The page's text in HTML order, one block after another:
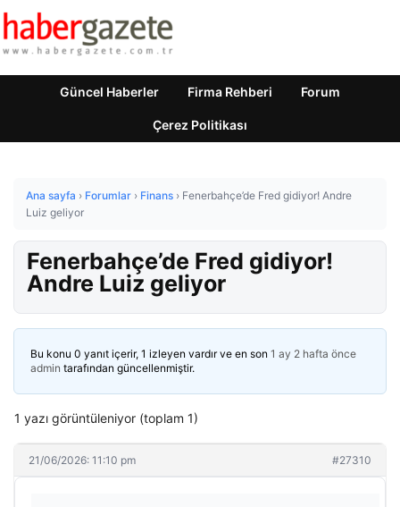
Güncel Haberler Firma Rehberi Forum
Çerez Politikası
Ana sayfa › Forumlar › Finans › Fenerbahçe’de Fred gidiyor! Andre
Luiz geliyor
Fenerbahçe’de Fred gidiyor!
Andre Luiz geliyor
Bu konu 0 yanıt içerir, 1 izleyen vardır ve en son 1 ay 2 hafta önce
admin tarafından güncellenmiştir.
1 yazı görüntüleniyor (toplam 1)
21/06/2026: 11:10 pm #27310